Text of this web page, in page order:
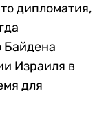
дипломатия,
Байдена
Израиля в
для